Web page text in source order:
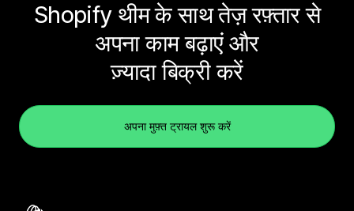
Shopify थीम के साथ तेज़ रफ़्तार से
अपना काम बढ़ाएं और
ज़्यादा बिक्री करें
अपना मुफ़्त ट्रायल शुरू करें